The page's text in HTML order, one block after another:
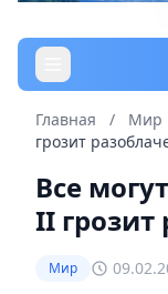
Главная / Мир
грозит
Все
II грозит
Мир